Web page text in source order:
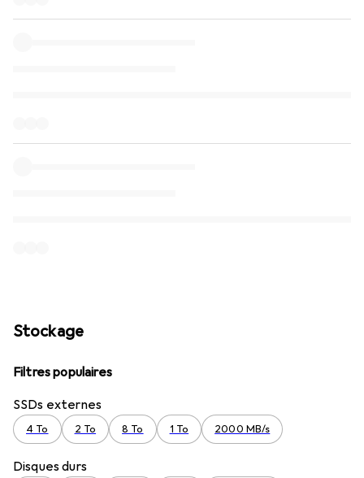
Stockage
Filtres populaires
SSDs externes
4 To 2 To 8 To 1 To 2000 MB/s
Disques durs